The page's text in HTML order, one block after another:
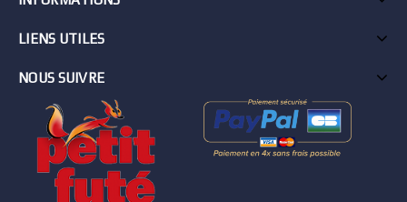
LIENS UTILES
NOUS SUIVRE